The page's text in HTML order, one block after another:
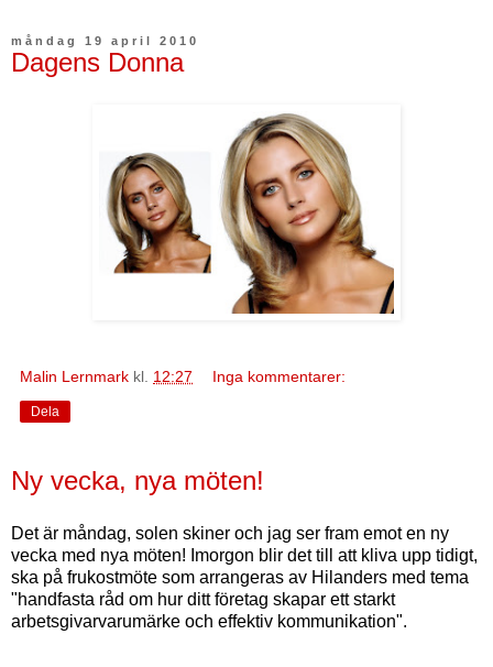
måndag 19 april 2010
Dagens Donna
Malin Lernmark kl. 12:27 Inga kommentarer:
Dela
Ny vecka, nya möten!
Det är måndag, solen skiner och jag ser fram emot en ny
vecka med nya möten! Imorgon blir det till att kliva upp tidigt,
ska på frukostmöte som arrangeras av Hilanders med tema
"handfasta råd om hur ditt företag skapar ett starkt
arbetsgivarvarumärke och effektiv kommunikation".